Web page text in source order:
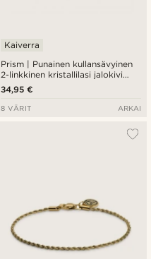
Prism | Punainen kullansävyinen
2-linkkinen kristallilasi jalokivi
rannekoru
Kaiverra
34,95 €
8 VÄRIT ARKAI